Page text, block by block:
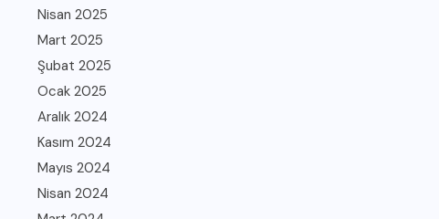
Nisan 2025
Mart 2025
Şubat 2025
Ocak 2025
Aralık 2024
Kasım 2024
Mayıs 2024
Nisan 2024